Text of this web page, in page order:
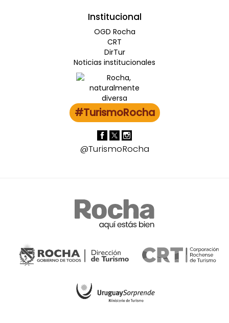
Institucional
OGD Rocha
CRT
DirTur
Noticias institucionales
#TurismoRocha
@TurismoRocha